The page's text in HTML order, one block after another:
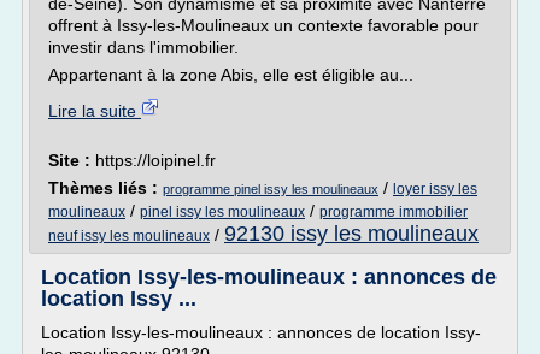
offrent à Issy-les-Moulineaux un contexte favorable pour
investir dans l'immobilier.
Appartenant à la zone Abis, elle est éligible au...
Lire la suite
Site : https://loipinel.fr
Thèmes liés : programme pinel issy les moulineaux / loyer issy les
moulineaux / pinel issy les moulineaux / programme immobilier
neuf issy les moulineaux / 92130 issy les moulineaux
Location Issy-les-moulineaux : annonces de
location Issy ...
Location Issy-les-moulineaux : annonces de location Issy-